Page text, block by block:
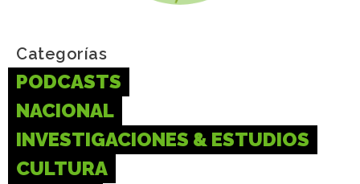
Categorías
PODCASTS
NACIONAL
INVESTIGACIONES & ESTUDIOS
CULTURA